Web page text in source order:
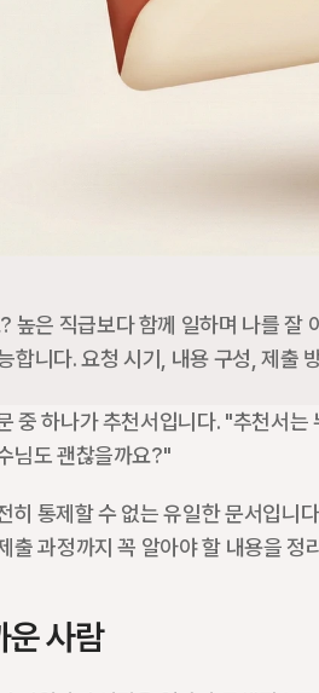
은 직급보다 함께 일하며 나를 잘
합니다. 요청 시기, 내용 구성, 제출
중 하나가 추천서입니다. "추천서는
님도 괜찮을까요?"
통제할 수 없는 유일한 문서입니
출 과정까지 꼭 알아야 할 내용을 정
운 사람